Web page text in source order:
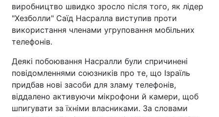
виробництво швидко зросло після того, як лідер
"Хезболли" Саїд Насралла виступив проти
використання членами угруповання мобільних
телефонів.
Деякі побоювання Насралли були спричинені
повідомленнями союзників про те, що Ізраїль
придбав нові засоби для зламу телефонів,
віддалено активуючи мікрофони й камери, щоб
шпигувати за їхніми власниками. За словами